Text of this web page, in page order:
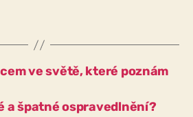
ve světě, které poznám
a špatné ospravedlnění?